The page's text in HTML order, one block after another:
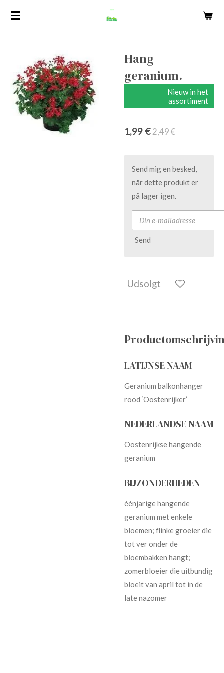
Spring
Hang
geranium.
Nieuw in het
assortiment
1,99 €2,49 €
Send mig en besked,
når dette produkt er
på lager igen.
Send
Udsolgt
LATIJNSE NAAM
Geranium balkonhanger
rood ‘Oostenrijker’
NEDERLANDSE NAAM
Oostenrijkse hangende
geranium
BIJZONDERHEDEN
éénjarige hangende
geranium met enkele
bloemen; flinke groeier die
tot ver onder de
bloembakken hangt;
zomerbloeier die uitbundig
bloeit van april tot in de
late nazomer